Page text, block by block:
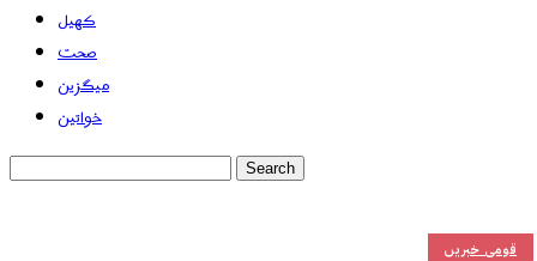
کھیل
صحت
میگزین
خواتین
قومی خبریں